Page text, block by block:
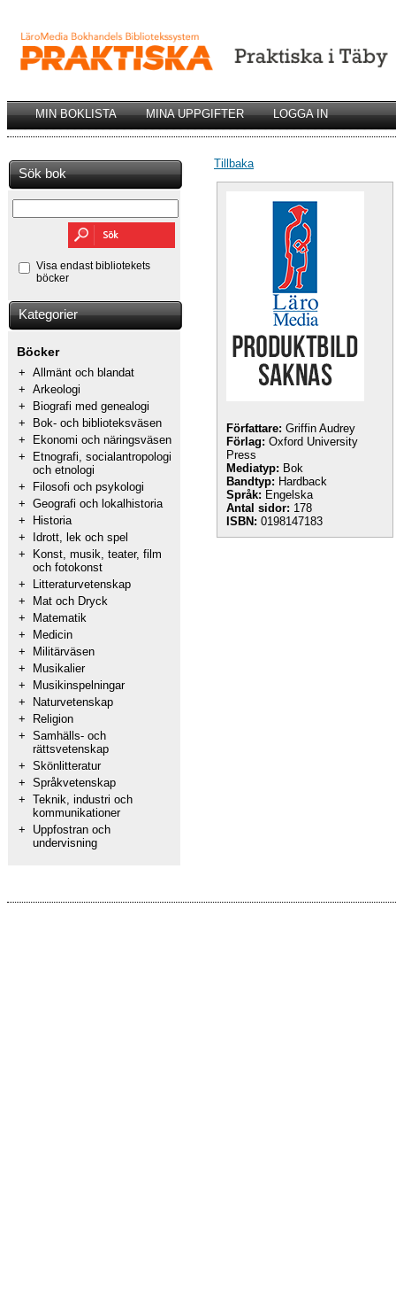
MIN BOKLISTA MINA UPPGIFTER LOGGA IN
Sök bok
Visa endast bibliotekets
böcker
Kategorier
Böcker
+ Allmänt och blandat
+ Arkeologi
+
Biografi med genealogi
+
Bok- och biblioteksväsen
+
Ekonomi och näringsväsen
+
Etnografi, socialantropologi
och etnologi
+
Filosofi och psykologi
+ Geografi och lokalhistoria
+
Historia
+
Idrott, lek och spel
+
Konst, musik, teater, film
och fotokonst
+
Litteraturvetenskap
+
Mat och Dryck
+
Matematik
+
Medicin
+
Militärväsen
+
Musikalier
+
Musikinspelningar
+
Naturvetenskap
+
Religion
+ Samhälls- och
rättsvetenskap
+ Skönlitteratur
+ Språkvetenskap
+ Teknik, industri och
kommunikationer
+
Uppfostran och
undervisning
Tillbaka
Författare: Griffin Audrey
Förlag: Oxford University
Press
Mediatyp: Bok
Bandtyp: Hardback
Språk: Engelska
Antal sidor: 178
ISBN: 0198147183